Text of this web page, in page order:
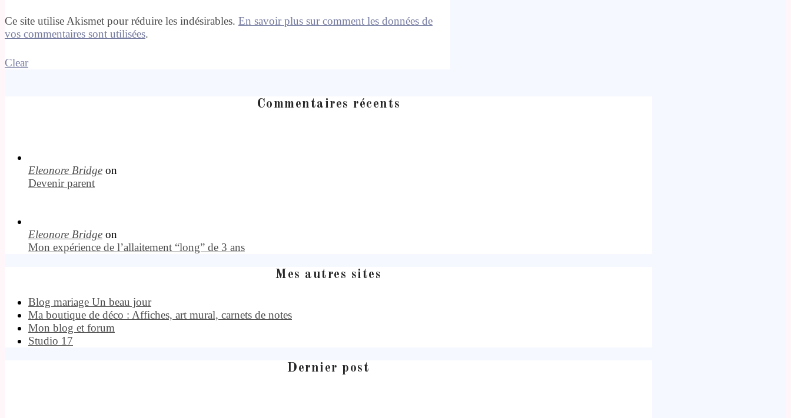
Ce site utilise Akismet pour réduire les indésirables. En savoir plus sur comment les données de
vos commentaires sont utilisées.
Clear
Commentaires récents
Eleonore Bridge on
Devenir parent
Eleonore Bridge on
Mon expérience de l’allaitement “long” de 3 ans
Mes autres sites
Blog mariage Un beau jour
Ma boutique de déco : Affiches, art mural, carnets de notes
Mon blog et forum
Studio 17
Dernier post